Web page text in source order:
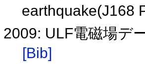
earthquake(J168
2009: ULF電磁場デ
[Bib]